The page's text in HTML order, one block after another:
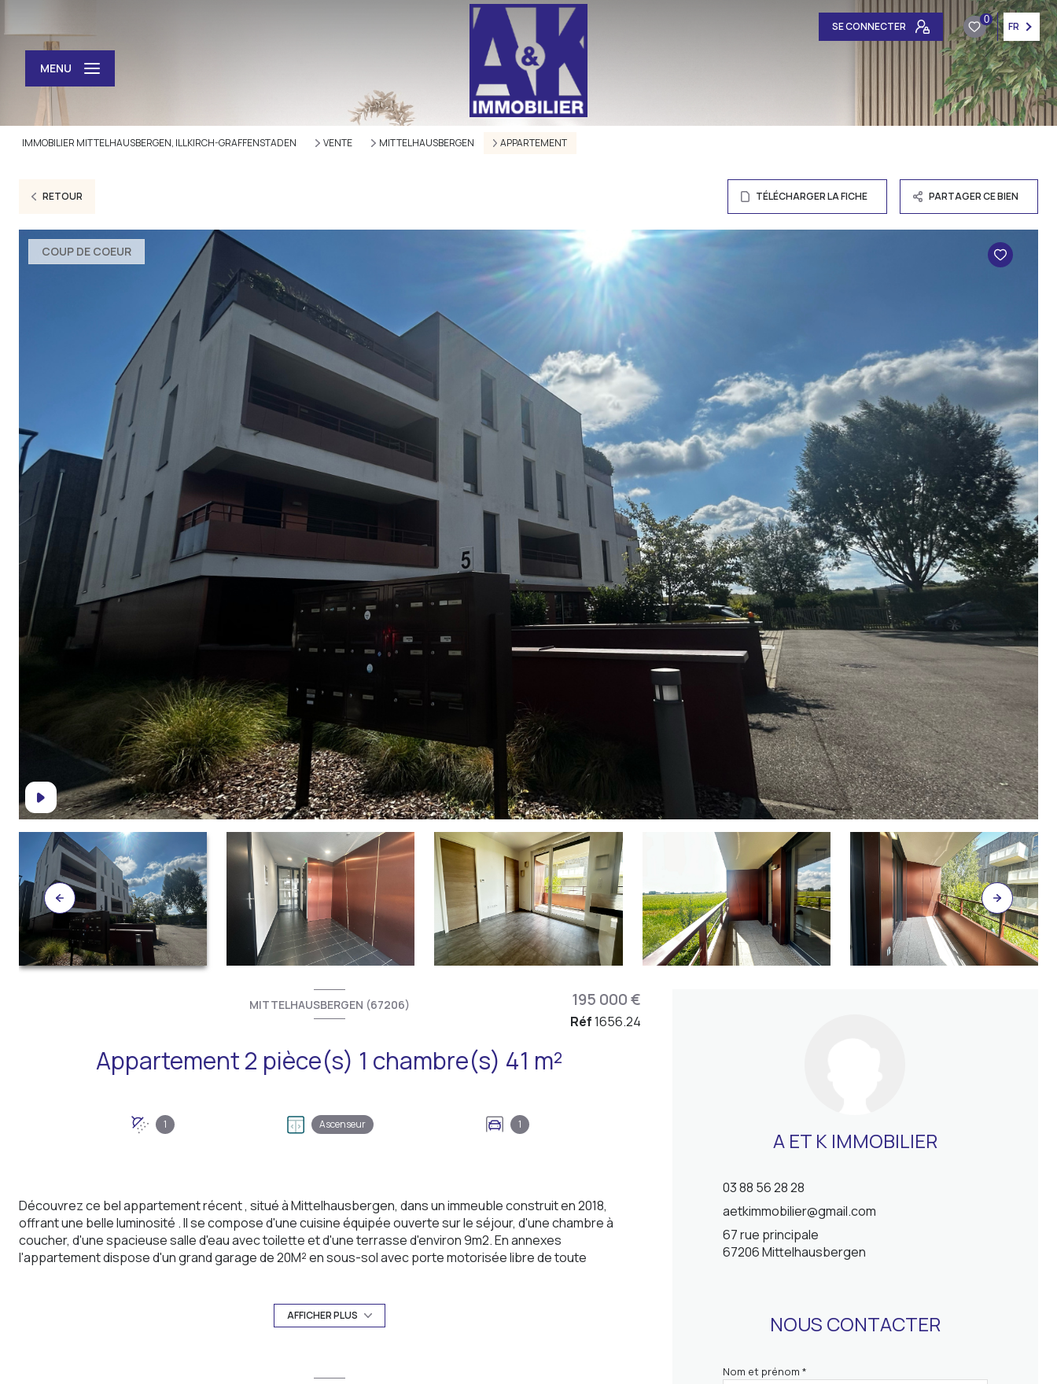
SE CONNECTER
0
FR
MENU
IMMOBILIER MITTELHAUSBERGEN, ILLKIRCH-GRAFFENSTADEN VENTE MITTELHAUSBERGEN APPARTEMENT
RETOUR TÉLÉCHARGER LA FICHE PARTAGER CE BIEN
COUP DE COEUR
MITTELHAUSBERGEN (67206)
Appartement 2 pièce(s) 1 chambre(s) 41 m²
1 Ascenseur 1
195 000 €
Réf1656.24
Découvrez ce bel appartement récent , situé à Mittelhausbergen, dans un immeuble construit en 2018,
offrant une belle luminosité . Il se compose d'une cuisine équipée ouverte sur le séjour, d'une chambre à
coucher, d'une spacieuse salle d'eau avec toilette et d'une terrasse d'environ 9m2. En annexes
l'appartement dispose d'un grand garage de 20M² en sous-sol avec porte motorisée libre de toute
Situé à moins de 10 minutes à vélo de l'Espace Européen de l'entreprise, ce bien bénéficie d'une proximité
appréciable avec les transports en commun. Ne manquez pas cette opportunité de profiter d'un
AFFICHER PLUS
A ET K IMMOBILIER
03 88 56 28 28
aetkimmobilier@gmail.com
67 rue principale
67206 Mittelhausbergen
NOUS CONTACTER
Nom et prénom *